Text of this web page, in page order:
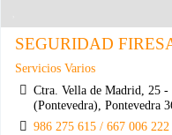
SEGURIDAD
Servicios Varios
Ctra. Vella de Madrid, 25
(Pontevedra), Pontevedra
986 275 615 / 667 006 222